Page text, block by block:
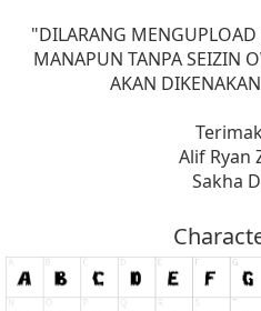
"DILARANG
MANAPUN TANPA SEIZIN
AKAN
Alif Ryan
Sakha